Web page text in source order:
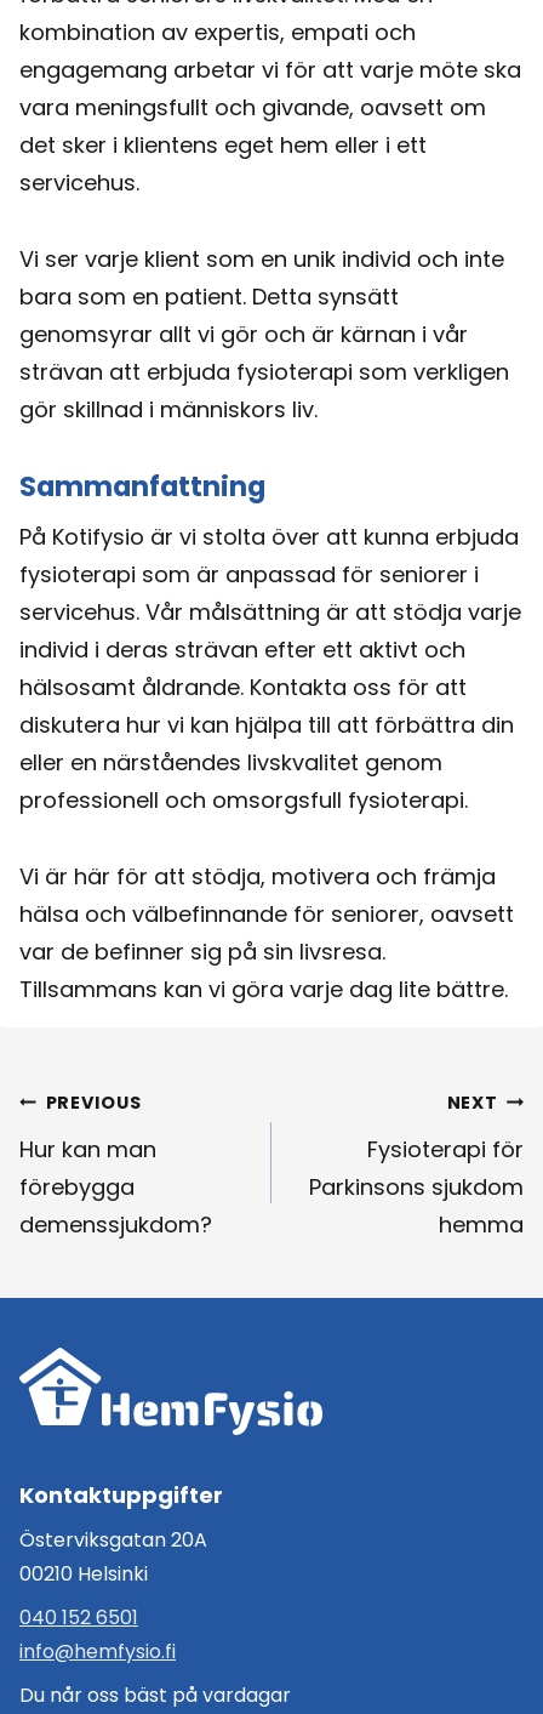
kombination av expertis, empati och
engagemang arbetar vi för att varje möte ska
vara meningsfullt och givande, oavsett om
det sker i klientens eget hem eller i ett
servicehus.
Vi ser varje klient som en unik individ och inte
bara som en patient. Detta synsätt
genomsyrar allt vi gör och är kärnan i vår
strävan att erbjuda fysioterapi som verkligen
gör skillnad i människors liv.
Sammanfattning
På Kotifysio är vi stolta över att kunna erbjuda
fysioterapi som är anpassad för seniorer i
servicehus. Vår målsättning är att stödja varje
individ i deras strävan efter ett aktivt och
hälsosamt åldrande. Kontakta oss för att
diskutera hur vi kan hjälpa till att förbättra din
eller en närståendes livskvalitet genom
professionell och omsorgsfull fysioterapi.
Vi är här för att stödja, motivera och främja
hälsa och välbefinnande för seniorer, oavsett
var de befinner sig på sin livsresa.
Tillsammans kan vi göra varje dag lite bättre.
Inläggsnavigering
PREVIOUS
Hur kan man
förebygga
demenssjukdom?
NEXT
Fysioterapi för
Parkinsons sjukdom
hemma
Kontaktuppgifter
Österviksgatan 20A
00210 Helsinki
040 152 6501
info@hemfysio.fi
Du når oss bäst på vardagar